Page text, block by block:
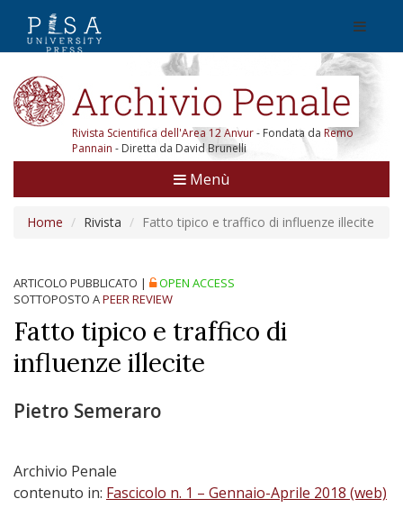
Rivista Scientifica dell'Area 12 Anvur- Fondata da Remo
Pannain - Diretta da David Brunelli
Menù
Home Rivista Fatto tipico e traffico di influenze illecite
ARTICOLO PUBBLICATO |
OPEN ACCESS
SOTTOPOSTO APEER REVIEW
Fatto tipico e traffico di
influenze illecite
Pietro Semeraro
Archivio Penale
contenuto in: Fascicolo n. 1 – Gennaio-Aprile 2018 (web)